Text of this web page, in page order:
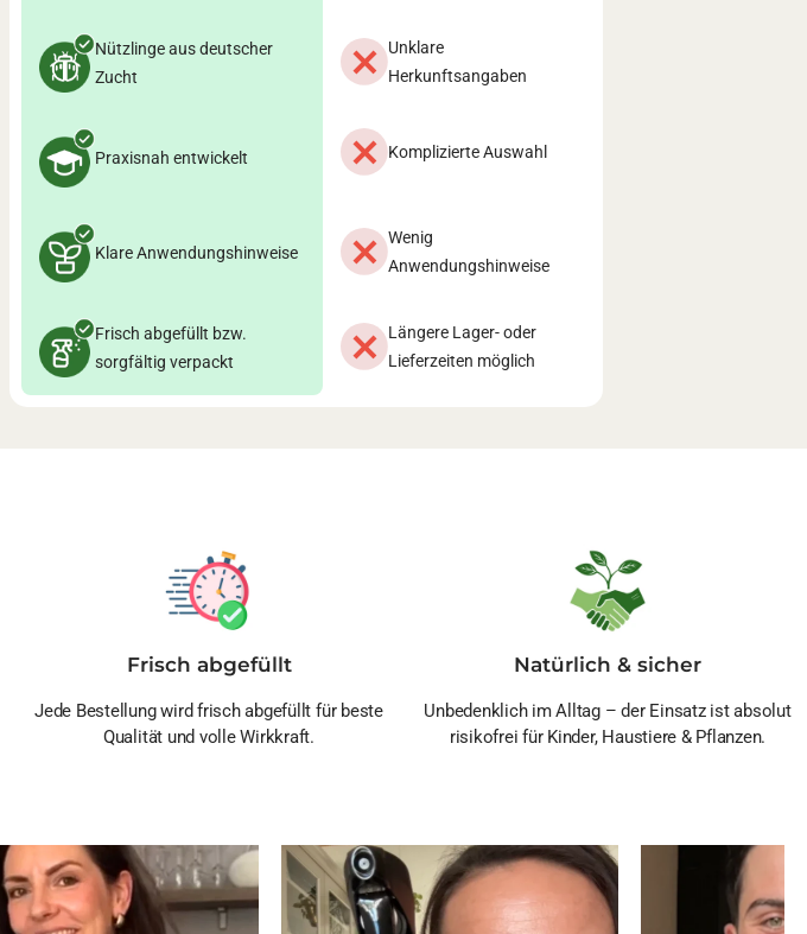
Nützlinge aus deutscher
Zucht
Unklare
Herkunftsangaben
Praxisnah entwickelt Komplizierte Auswahl
Klare Anwendungshinweise
Wenig
Anwendungshinweise
Frisch abgefüllt bzw.
sorgfältig verpackt
Längere Lager- oder
Lieferzeiten möglich
Frisch abgefüllt
Jede Bestellung wird frisch abgefüllt für beste
Qualität und volle Wirkkraft.
Natürlich & sicher
Unbedenklich im Alltag – der Einsatz ist absolut
risikofrei für Kinder, Haustiere & Pflanzen.